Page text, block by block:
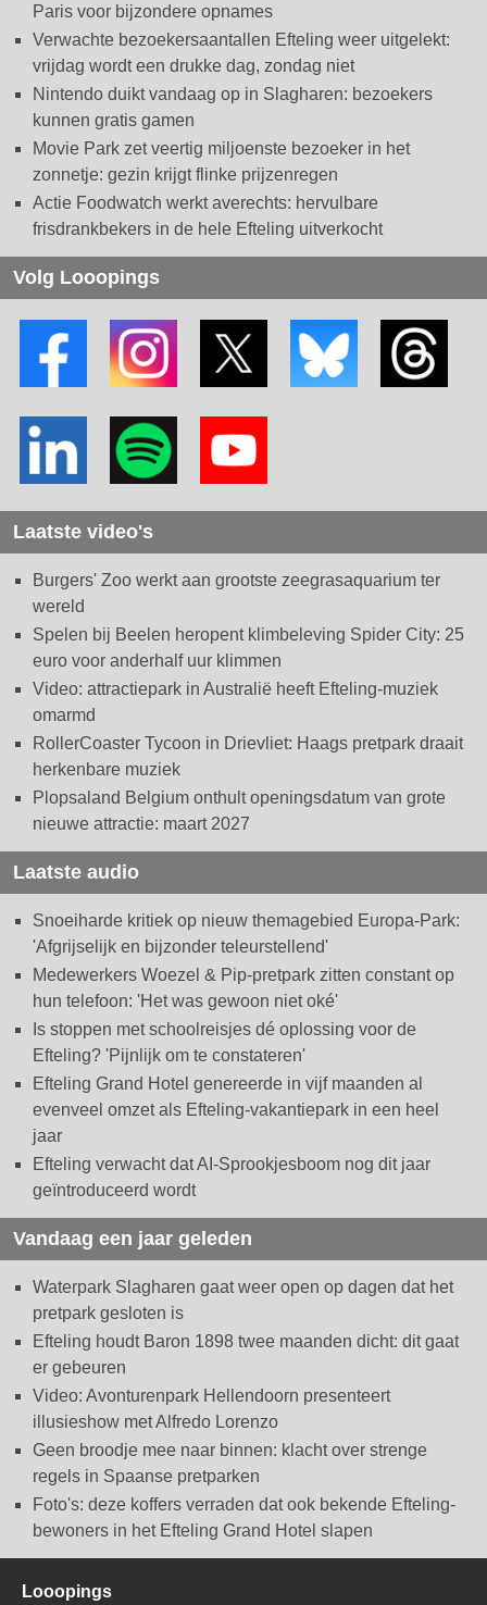
Paris voor bijzondere opnames
Verwachte bezoekersaantallen Efteling weer uitgelekt:
vrijdag wordt een drukke dag, zondag niet
Nintendo duikt vandaag op in Slagharen: bezoekers
kunnen gratis gamen
Movie Park zet veertig miljoenste bezoeker in het
zonnetje: gezin krijgt flinke prijzenregen
Actie Foodwatch werkt averechts: hervulbare
frisdrankbekers in de hele Efteling uitverkocht
Volg Looopings
Laatste video's
Burgers' Zoo werkt aan grootste zeegrasaquarium ter
wereld
Spelen bij Beelen heropent klimbeleving Spider City: 25
euro voor anderhalf uur klimmen
Video: attractiepark in Australië heeft Efteling-muziek
omarmd
RollerCoaster Tycoon in Drievliet: Haags pretpark draait
herkenbare muziek
Plopsaland Belgium onthult openingsdatum van grote
nieuwe attractie: maart 2027
Laatste audio
Snoeiharde kritiek op nieuw themagebied Europa-Park:
'Afgrijselijk en bijzonder teleurstellend'
Medewerkers Woezel & Pip-pretpark zitten constant op
hun telefoon: 'Het was gewoon niet oké'
Is stoppen met schoolreisjes dé oplossing voor de
Efteling? 'Pijnlijk om te constateren'
Efteling Grand Hotel genereerde in vijf maanden al
evenveel omzet als Efteling-vakantiepark in een heel
jaar
Efteling verwacht dat AI-Sprookjesboom nog dit jaar
geïntroduceerd wordt
Vandaag een jaar geleden
Waterpark Slagharen gaat weer open op dagen dat het
pretpark gesloten is
Efteling houdt Baron 1898 twee maanden dicht: dit gaat
er gebeuren
Video: Avonturenpark Hellendoorn presenteert
illusieshow met Alfredo Lorenzo
Geen broodje mee naar binnen: klacht over strenge
regels in Spaanse pretparken
Foto's: deze koffers verraden dat ook bekende Efteling-
bewoners in het Efteling Grand Hotel slapen
Looopings